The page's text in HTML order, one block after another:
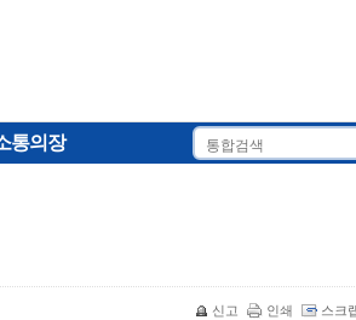
통의장
신고 인쇄 스크